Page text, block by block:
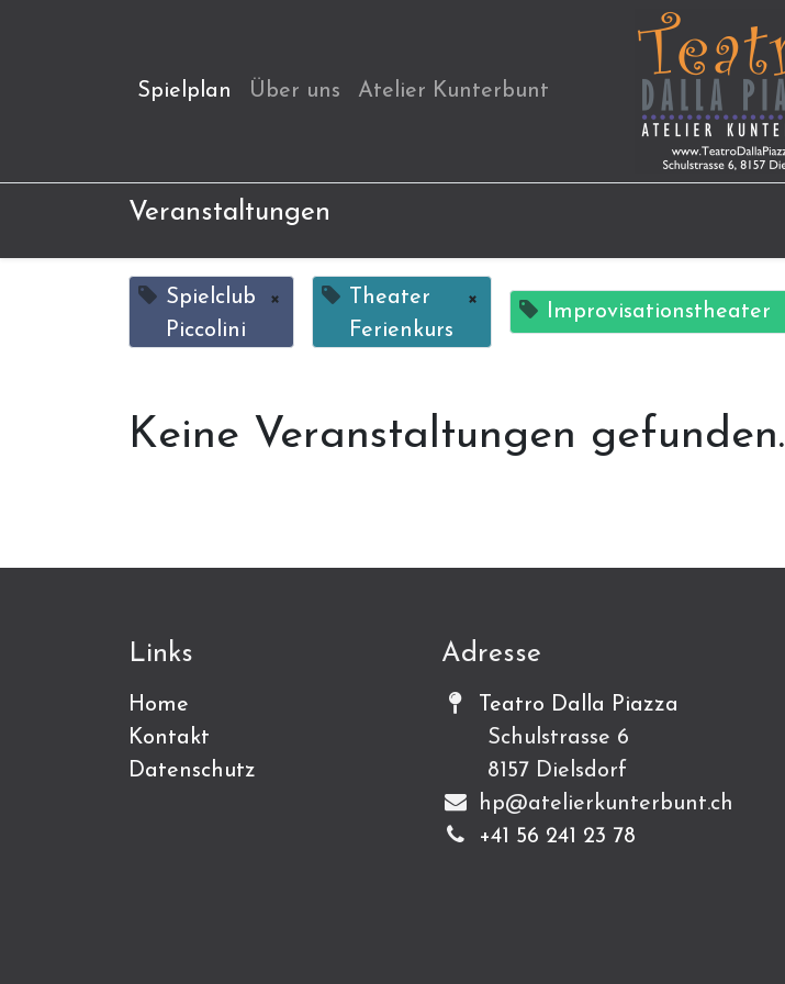
Spielplan Über uns Atelier Kunterbunt
Veranstaltungen
Spielclub
Piccolini
×
Theater
Ferienkurs
×
Improvisationstheater
Keine Veranstaltungen gefunden.
Links
Home
Kontakt
Datenschutz
Adresse
Teatro Dalla Piazza
Schulstrasse 6
8157 Dielsdorf
hp@atelierkunterbunt.ch
+41 56 241 23 78